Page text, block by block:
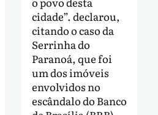
cidade”. declarou,
citando o caso da
Serrinha do
Paranoá, que foi
um dos imóveis
envolvidos no
escândalo do Banco